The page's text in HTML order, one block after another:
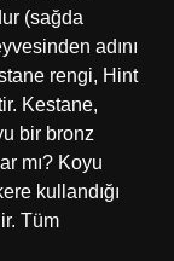
(sağda
adını
rengi, Hint
Kestane,
bir bronz
mı? Koyu
kullandığı
Tüm